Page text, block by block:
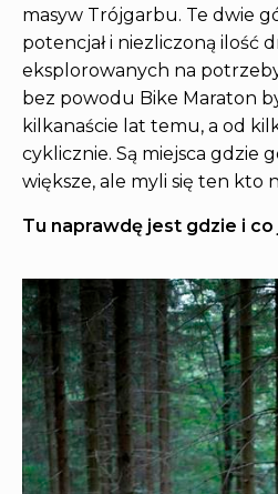
masyw Trójgarbu. Te dwie
potencjał i niezliczoną ilość
eksplorowanych na
bez powodu Bike Maraton
kilkanaście lat temu, a od
cyklicznie. Są miejsca gdzie
większe, ale myli się ten kto
Tu naprawdę jest gdzie i co